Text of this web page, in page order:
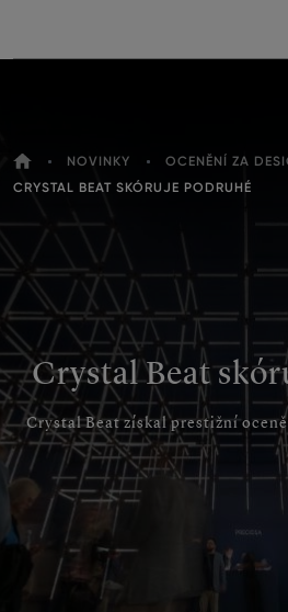
NACHÁZÍTE
DOMŮNOVINKY
OCENĚNÍ ZA
CRYSTAL BEAT SKÓRUJE PODRUHÉ
Crystal Beat
Crystal Beat získal prestižní